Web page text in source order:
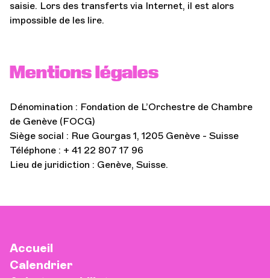
saisie. Lors des transferts via Internet, il est alors
impossible de les lire.
Mentions légales
Dénomination : Fondation de L’Orchestre de Chambre
de Genève (FOCG)
Siège social : Rue Gourgas 1, 1205 Genève - Suisse
Téléphone : + 41 22 807 17 96
Lieu de juridiction : Genève, Suisse.
Accueil
Calendrier